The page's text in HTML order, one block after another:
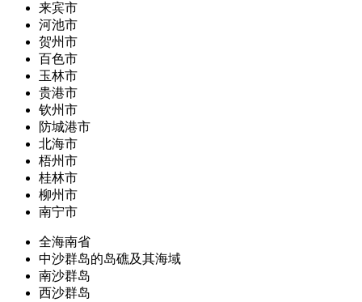
来宾市
河池市
贺州市
百色市
玉林市
贵港市
钦州市
防城港市
北海市
梧州市
桂林市
柳州市
南宁市
全海南省
中沙群岛的岛礁及其海域
南沙群岛
西沙群岛